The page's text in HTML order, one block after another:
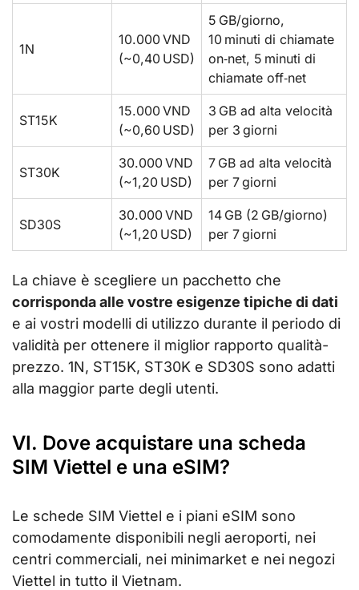
1N
10.000 VND
(~0,40 USD)
5 GB/giorno,
10 minuti di chiamate
on‑net, 5 minuti di
chiamate off‑net
ST15K
15.000 VND
(~0,60 USD)
3 GB ad alta velocità
per 3 giorni
ST30K
30.000 VND
(~1,20 USD)
7 GB ad alta velocità
per 7 giorni
SD30S
30.000 VND
(~1,20 USD)
14 GB (2 GB/giorno)
per 7 giorni
La chiave è scegliere un pacchetto che
corrisponda alle vostre esigenze tipiche di dati
e ai vostri modelli di utilizzo durante il periodo di
validità per ottenere il miglior rapporto qualità-
prezzo. 1N, ST15K, ST30K e SD30S sono adatti
alla maggior parte degli utenti.
VI. Dove acquistare una scheda
SIM Viettel e una eSIM?
Le schede SIM Viettel e i piani eSIM sono
comodamente disponibili negli aeroporti, nei
centri commerciali, nei minimarket e nei negozi
Viettel in tutto il Vietnam.